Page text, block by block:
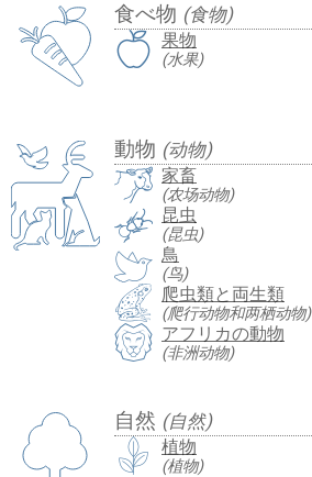
食べ物 (食物)
果物
(水果)
動物 (动物)
家畜
(农场动物)
昆虫
(昆虫)
鳥
(鸟)
爬虫類と両生類
(爬行动物和两栖动物)
アフリカの動物
(非洲动物)
自然 (自然)
植物
(植物)